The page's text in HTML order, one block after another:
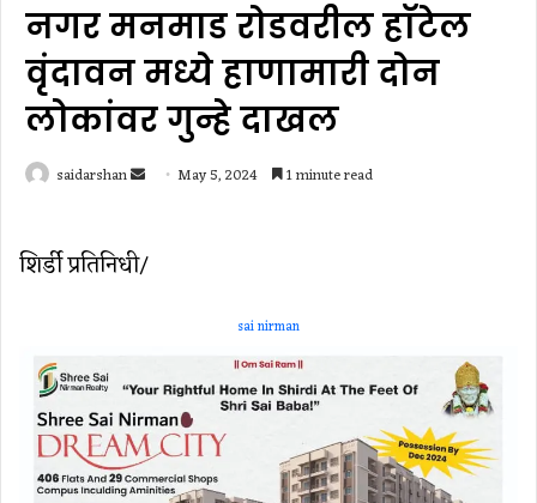
नगर मनमाड रोडवरील हाॅटेल
वृंदावन मध्ये हाणामारी दोन
लोकांवर गुन्हे दाखल
saidarshan
Send May 5, 2024 1 minute read
शिर्डी प्रतिनिधी/
sai nirman